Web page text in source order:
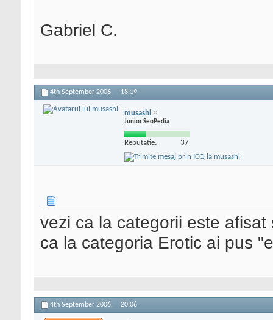
Gabriel C.
4th September 2006, 18:19
musashi
Junior SeoPedia
Reputatie: 37
vezi ca la categorii este
ca la categoria Erotic ai pus
4th September 2006, 20:06